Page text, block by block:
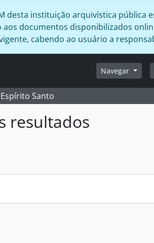
instituição arquivística pública
aos documentos disponibilizados
cabendo ao usuário a
Navegar
Santo
resultados